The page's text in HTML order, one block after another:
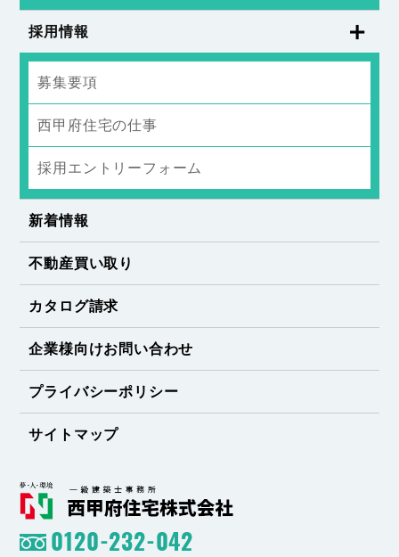
採用情報
募集要項
西甲府住宅の仕事
採用エントリーフォーム
新着情報
不動産買い取り
カタログ請求
企業様向けお問い合わせ
プライバシーポリシー
サイトマップ
0120-232-042